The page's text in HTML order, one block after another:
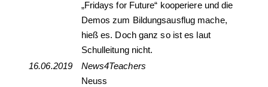
„Fridays for Future“ kooperiere und die
Demos zum Bildungsausflug mache,
hieß es. Doch ganz so ist es laut
Schulleitung nicht.
16.06.2019
News4Teachers
Neuss